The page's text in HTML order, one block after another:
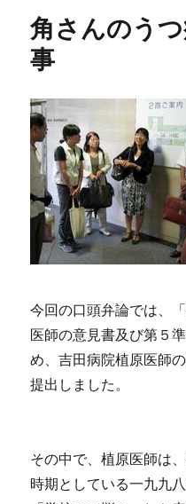
角さんのう
事
今回の口頭弁論では、
医師の意見書及び第５
め、吉田病院植原医師
提出しました。
その中で、植原医師は
時期としている一九九